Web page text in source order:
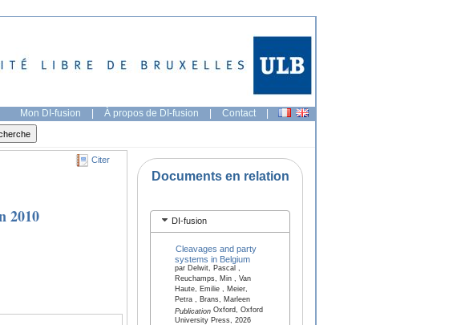
Mon DI-fusion | À propos de DI-fusion | Contact |
Citer
2010
Documents en relation
DI-fusion
Cleavages and party
systems in Belgium
par Delwit, Pascal ,
Reuchamps, Min , Van
Haute, Emilie , Meier,
Petra , Brans, Marleen
PublicationOxford, Oxford
University Press, 2026